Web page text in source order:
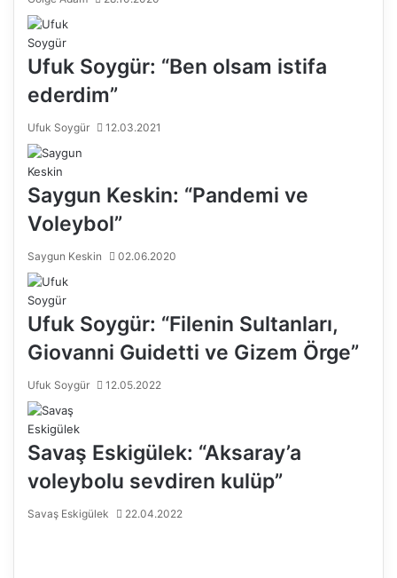
Ufuk Soygür: “Ben olsam istifa
ederdim”
Ufuk Soygür 12.03.2021
Saygun Keskin: “Pandemi ve
Voleybol”
Saygun Keskin 02.06.2020
Ufuk Soygür: “Filenin Sultanları,
Giovanni Guidetti ve Gizem Örge”
Ufuk Soygür 12.05.2022
Savaş Eskigülek: “Aksaray’a
voleybolu sevdiren kulüp”
Savaş Eskigülek 22.04.2022